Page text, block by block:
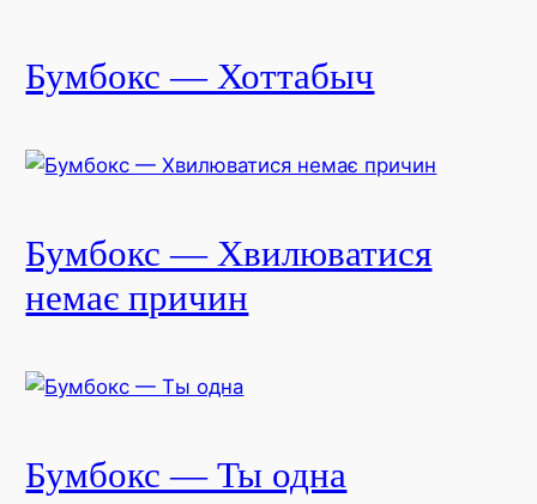
Бумбокс — Хоттабыч
Бумбокс — Хвилюватися
немає причин
Бумбокс — Ты одна